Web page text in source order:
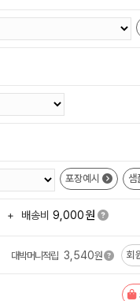
포장예시 샘
+ 배송비 9,000원
대박머니적립 3,540원 회